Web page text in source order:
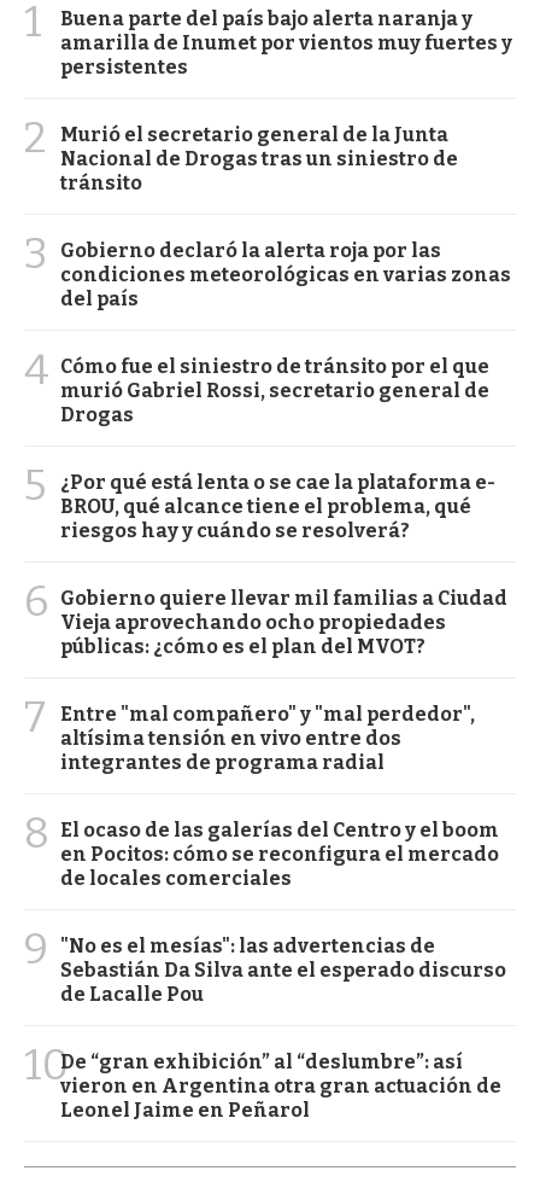
1
Buena parte del país bajo alerta naranja y
amarilla de Inumet por vientos muy fuertes y
persistentes
2
Murió el secretario general de la Junta
Nacional de Drogas tras un siniestro de
tránsito
3
Gobierno declaró la alerta roja por las
condiciones meteorológicas en varias zonas
del país
4 Cómo fue el siniestro de tránsito por el que
murió Gabriel Rossi, secretario general de
Drogas
5
¿Por qué está lenta o se cae la plataforma e-
BROU, qué alcance tiene el problema, qué
riesgos hay y cuándo se resolverá?
6
Gobierno quiere llevar mil familias a Ciudad
Vieja aprovechando ocho propiedades
públicas: ¿cómo es el plan del MVOT?
7
Entre "mal compañero" y "mal perdedor",
altísima tensión en vivo entre dos
integrantes de programa radial
8
El ocaso de las galerías del Centro y el boom
en Pocitos: cómo se reconfigura el mercado
de locales comerciales
9
"No es el mesías": las advertencias de
Sebastián Da Silva ante el esperado discurso
de Lacalle Pou
10De “gran exhibición” al “deslumbre”: así
vieron en Argentina otra gran actuación de
Leonel Jaime en Peñarol